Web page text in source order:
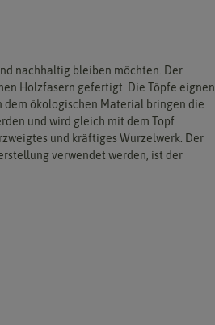
nachhaltig bleiben möchten. Der
Holzfasern gefertigt. Die Töpfe eignen
dem ökologischen Material bringen die
und wird gleich mit dem Topf
und kräftiges Wurzelwerk. Der
verwendet werden, ist der